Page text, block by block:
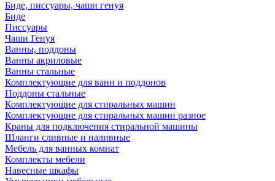
Биде, писсуары, чаши генуя
Биде
Писсуары
Чаши Генуя
Ванны, поддоны
Ванны акриловые
Ванны стальные
Комплектующие для ванн и поддонов
Поддоны стальные
Комплектующие для стиральных машин
Комплектующие для стиральных машин разное
Краны для подключения стиральной машины
Шланги сливные и наливные
Мебель для ванных комнат
Комплекты мебели
Навесные шкафы